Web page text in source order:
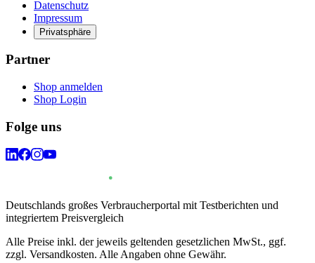
Datenschutz
Impressum
Privatsphäre
Partner
Shop anmelden
Shop Login
Folge uns
Deutschlands großes Verbraucherportal mit Testberichten und
integriertem Preisvergleich
Alle Preise inkl. der jeweils geltenden gesetzlichen MwSt., ggf.
zzgl. Versandkosten. Alle Angaben ohne Gewähr.